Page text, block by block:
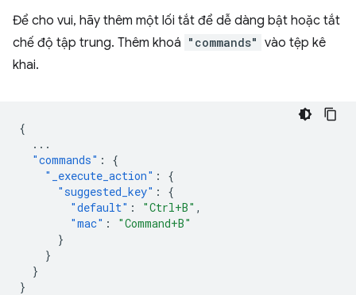
Để cho vui, hãy thêm một lối tắt để dễ dàng bật hoặc tắt
chế độ tập trung. Thêm khoá "commands" vào tệp kê
khai.
{
...
"commands" :
{
"_execute_action" :
{
"suggested_key" :
{
"default" : "Ctrl+B" ,
"mac" :
"Command+B"
}
}
}
}